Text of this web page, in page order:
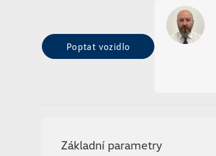
Poptat vozidlo
Poptat vozidlo
Základní parametry